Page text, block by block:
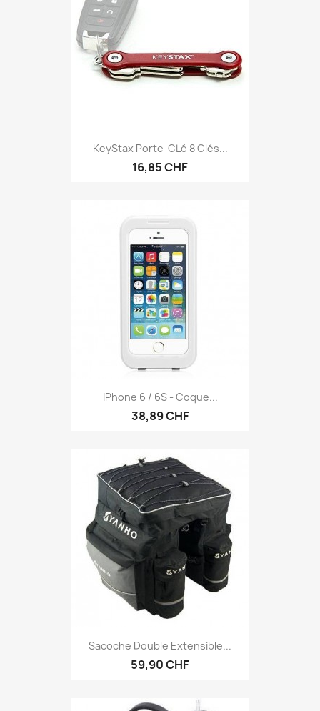
KeyStax Porte-CLé 8 Clés...
16,85 CHF
IPhone 6 / 6S - Coque...
38,89 CHF
Sacoche Double Extensible...
59,90 CHF